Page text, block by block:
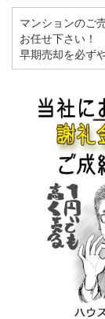
マンションのご
お任せ下さい！
早期売却を必ず